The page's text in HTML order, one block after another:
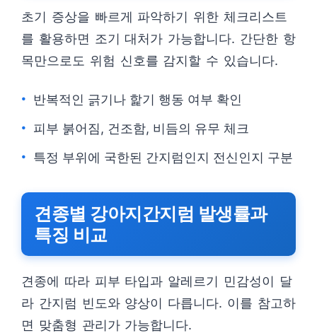
초기 증상을 빠르게 파악하기 위한 체크리스트
를 활용하면 조기 대처가 가능합니다. 간단한 항
목만으로도 위험 신호를 감지할 수 있습니다.
반복적인 긁기나 핥기 행동 여부 확인
피부 붉어짐, 건조함, 비듬의 유무 체크
특정 부위에 국한된 간지럼인지 전신인지 구분
견종별 강아지간지럼 발생률과
특징 비교
견종에 따라 피부 타입과 알레르기 민감성이 달
라 간지럼 빈도와 양상이 다릅니다. 이를 참고하
면 맞춤형 관리가 가능합니다.